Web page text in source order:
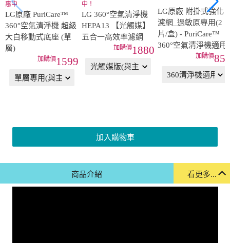
惠中
LG原廠 PuriCare™
360°空氣清淨機 超級
大白移動式底座 (單
層)
1599
中！
LG 360°空氣清淨機
HEPA13 【光觸媒】
五合一高效率濾網
1880
LG原廠 附掛式強化
濾網_過敏原專用(2
片/盒) - PuriCare™
360°空氣清淨機適用
加入購物車
看更多...
商品介紹